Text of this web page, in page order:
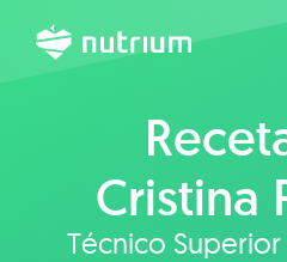
Cristina
Técnico